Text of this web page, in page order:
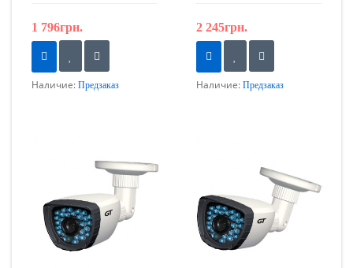
1 796грн.
Наличие: Предзаказ
2 245грн.
Наличие: Предзаказ